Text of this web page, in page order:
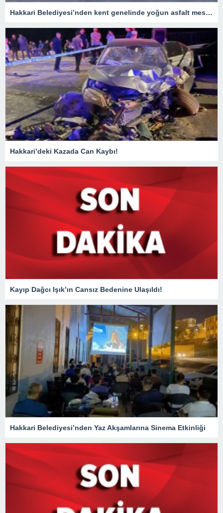
Hakkari Belediyesi’nden kent genelinde yoğun asfalt mesaisi
Hakkari’deki Kazada Can Kaybı!
Kayıp Dağcı Işık’ın Cansız Bedenine Ulaşıldı!
Hakkari Belediyesi’nden Yaz Akşamlarına Sinema Etkinliği